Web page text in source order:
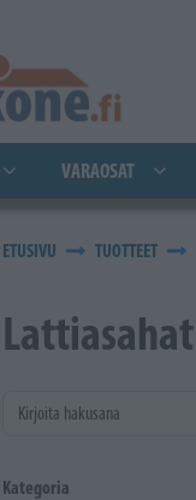
VARAOSAT
ETUSIVU TUOTTEET
Lattiasahat
Kirjoita hakusana
Kategoria